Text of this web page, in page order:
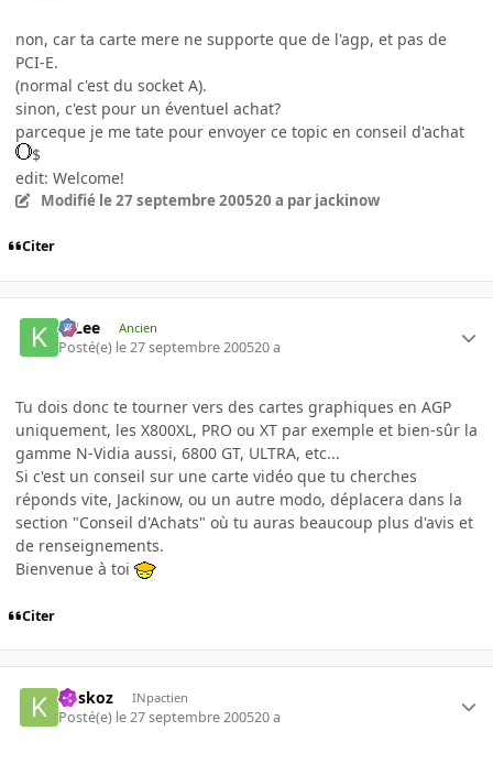
non, car ta carte mere ne supporte que de l'agp, et pas de
PCI-E.
(normal c'est du socket A).
sinon, c'est pour un éventuel achat?
parceque je me tate pour envoyer ce topic en conseil d'achat
$
edit: Welcome!
Modifié le 27 septembre 200520 a par jackinow
Citer
K-Lee Ancien
Posté(e) le 27 septembre 200520 a
Tu dois donc te tourner vers des cartes graphiques en AGP
uniquement, les X800XL, PRO ou XT par exemple et bien-sûr la
gamme N-Vidia aussi, 6800 GT, ULTRA, etc...
Si c'est un conseil sur une carte vidéo que tu cherches
réponds vite, Jackinow, ou un autre modo, déplacera dans la
section "Conseil d'Achats" où tu auras beaucoup plus d'avis et
de renseignements.
Bienvenue à toi
Citer
koskoz INpactien
Posté(e) le 27 septembre 200520 a